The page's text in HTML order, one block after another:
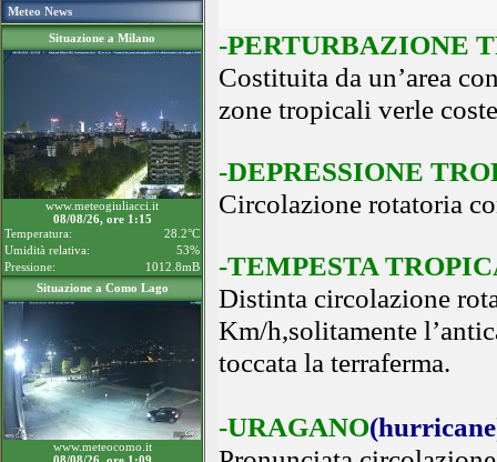
Meteo News
Situazione a Milano
www.meteogiuliacci.it
08/08/26, ore 1:15
Temperatura:
28.2°C
Umidità relativa:
53%
Pressione:
1012.8mB
Situazione a Como Lago
www.meteocomo.it
-PERTURBAZIONE
Costituita da un’area
zone tropicali verle
-DEPRESSIONE
Circolazione rotatoria
-TEMPESTA
Distinta circolazione
Km/h,solitamente
toccata la terraferma.
-URAGANO